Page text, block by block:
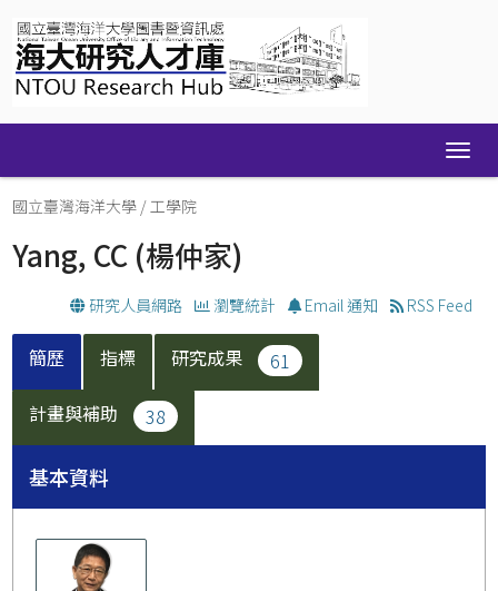
navigation
國立臺灣海洋大學 /工學院
Yang, CC (楊仲家)
研究人員網路 瀏覽統計 Email 通知 RSS Feed
簡歷 指標 研究成果
61
計畫與補助
38
基本資料